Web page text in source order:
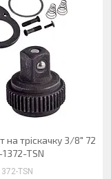
тріскачку 3/8" 72
1372-TSN
TSN